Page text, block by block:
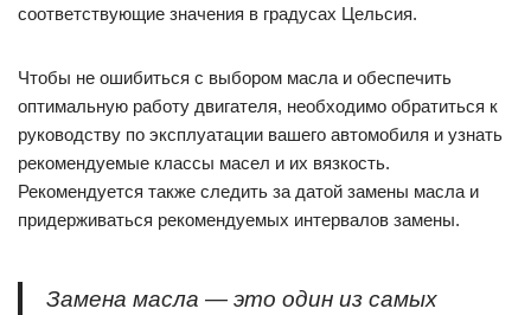
соответствующие значения в градусах Цельсия.
Чтобы не ошибиться с выбором масла и обеспечить
оптимальную работу двигателя, необходимо обратиться к
руководству по эксплуатации вашего автомобиля и узнать
рекомендуемые классы масел и их вязкость.
Рекомендуется также следить за датой замены масла и
придерживаться рекомендуемых интервалов замены.
Замена масла — это один из самых